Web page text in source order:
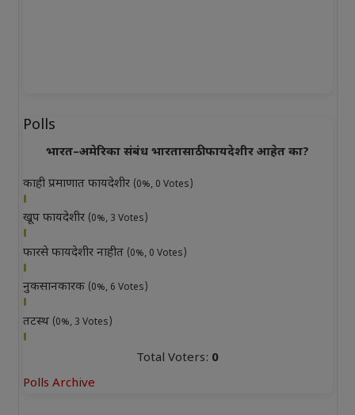
Polls
भारत–अमेरिका संबंध भारतासाठी फायदेशीर आहेत का?
काही प्रमाणात फायदेशीर (0%, 0 Votes)
खूप फायदेशीर (0%, 3 Votes)
फारसे फायदेशीर नाहीत (0%, 0 Votes)
नुकसानकारक (0%, 6 Votes)
तटस्थ (0%, 3 Votes)
Total Voters: 0
Polls Archive